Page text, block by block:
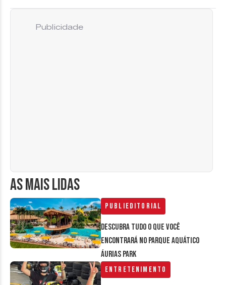
AS MAIS LIDAS
Publieditorial
Descubra tudo o que você
encontrará no parque aquático
Áurias Park
Entretenimento
Publicidade